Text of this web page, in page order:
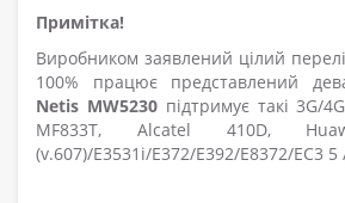
Примітка!
Виробником заявлений цілий
100% працює представлений
Netis MW5230 підтримує такі 3G/
MF833T, Alcatel 410D,
(v.607)/E3531i/E372/E392/E8372/EC3